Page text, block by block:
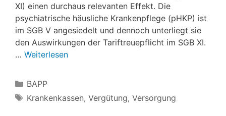
XI) einen durchaus relevanten Effekt. Die
psychiatrische häusliche Krankenpflege (pHKP) ist
im SGB V angesiedelt und dennoch unterliegt sie
den Auswirkungen der Tariftreuepflicht im SGB XI.
… Weiterlesen
Kategorien
BAPP
Schlagwörter
Krankenkassen, Vergütung, Versorgung